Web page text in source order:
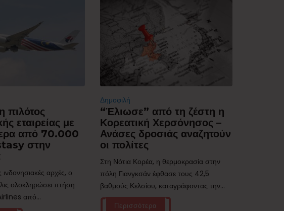
πιλότος
εταιρείας με
από 70.000
στην
αρχές, ο
ολοκληρώσει πτήση
από...
Δημοφιλή
“Έλιωσε” από τη ζέστη η
Κορεατική Χερσόνησος –
Ανάσες δροσιάς αναζητούν
οι πολίτες
Στη Νότια Κορέα, η θερμοκρασία στην
πόλη Γιανγκσάν έφθασε τους 42,5
βαθμούς Κελσίου, καταγράφοντας την...
Περισσότερα